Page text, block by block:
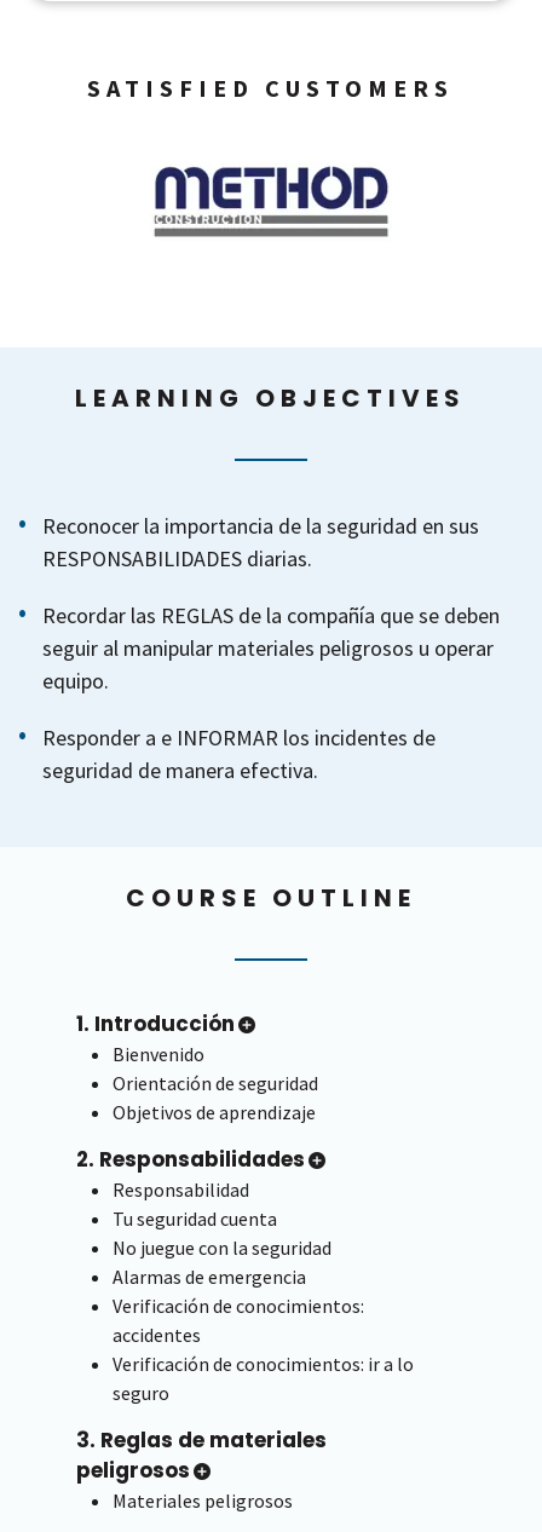
SATISFIED CUSTOMERS
LEARNING OBJECTIVES
Reconocer la importancia de la seguridad en sus
RESPONSABILIDADES diarias.
Recordar las REGLAS de la compañía que se deben
seguir al manipular materiales peligrosos u operar
equipo.
Responder a e INFORMAR los incidentes de
seguridad de manera efectiva.
COURSE OUTLINE
1. Introducción
Bienvenido
Orientación de seguridad
Objetivos de aprendizaje
2. Responsabilidades
Responsabilidad
Tu seguridad cuenta
No juegue con la seguridad
Alarmas de emergencia
Verificación de conocimientos:
accidentes
Verificación de conocimientos: ir a lo
seguro
3. Reglas de materiales
peligrosos
Materiales peligrosos